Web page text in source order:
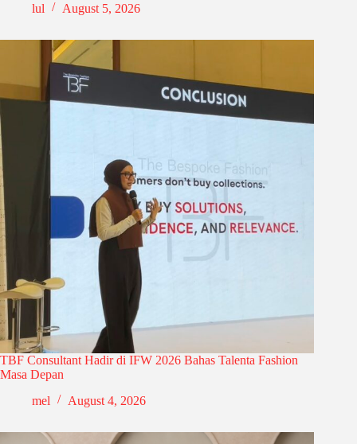
lul
August 5, 2026
TBF Consultant Hadir di IFW 2026 Bahas Talenta Fashion
Masa Depan
mel
August 4, 2026